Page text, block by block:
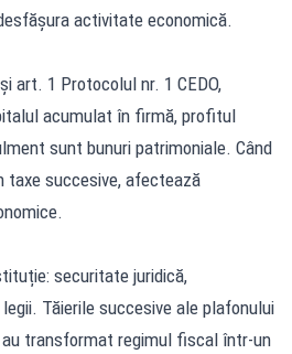
activitate economică.
art. 1 Protocolul nr. 1 CEDO,
acumulat în firmă, profitul
sunt bunuri patrimoniale. Când
succesive, afectează
securitate juridică,
Tăierile succesive ale plafonului
au transformat regimul fiscal într-un